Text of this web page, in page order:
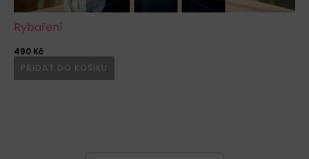
PŘIDAT DO KOŠÍKU
Rybaření
490 Kč